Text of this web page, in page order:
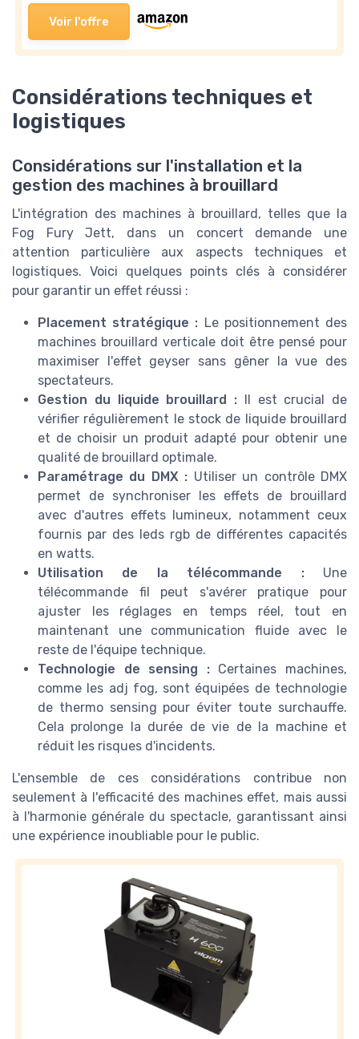
Voir l'offre
Considérations techniques et
logistiques
Considérations sur l'installation et la
gestion des machines à brouillard
L'intégration des machines à brouillard, telles que la
Fog Fury Jett, dans un concert demande une
attention particulière aux aspects techniques et
logistiques. Voici quelques points clés à considérer
pour garantir un effet réussi :
Placement stratégique : Le positionnement des
machines brouillard verticale doit être pensé pour
maximiser l'effet geyser sans gêner la vue des
spectateurs.
Gestion du liquide brouillard : Il est crucial de
vérifier régulièrement le stock de liquide brouillard
et de choisir un produit adapté pour obtenir une
qualité de brouillard optimale.
Paramétrage du DMX : Utiliser un contrôle DMX
permet de synchroniser les effets de brouillard
avec d'autres effets lumineux, notamment ceux
fournis par des leds rgb de différentes capacités
en watts.
Utilisation de la télécommande :Une
télécommande fil peut s'avérer pratique pour
ajuster les réglages en temps réel, tout en
maintenant une communication fluide avec le
reste de l'équipe technique.
Technologie de sensing :Certaines machines,
comme les adj fog, sont équipées de technologie
de thermo sensing pour éviter toute surchauffe.
Cela prolonge la durée de vie de la machine et
réduit les risques d'incidents.
L'ensemble de ces considérations contribue non
seulement à l'efficacité des machines effet, mais aussi
à l'harmonie générale du spectacle, garantissant ainsi
une expérience inoubliable pour le public.